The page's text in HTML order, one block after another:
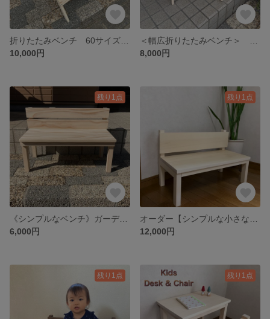
10,000円
8,000円
残り1点
6,000円
残り1点
12,000円
残り1点 残り1点